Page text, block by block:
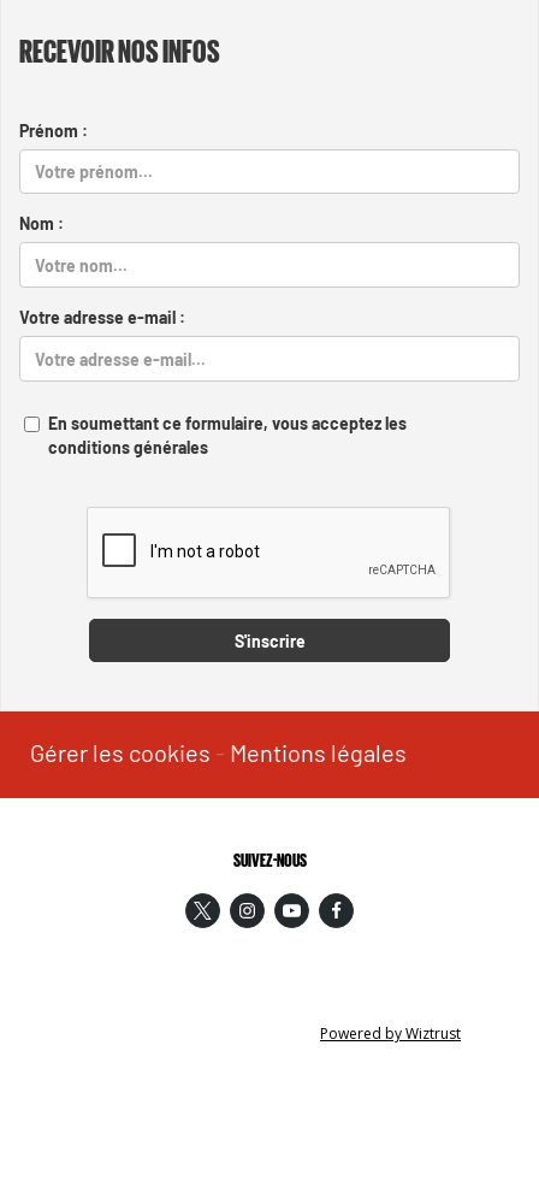
RECEVOIR NOS INFOS
Prénom :
Nom :
Votre adresse e-mail :
En soumettant ce formulaire, vous acceptez les
conditions générales
S'inscrire
Gérer les cookies - Mentions légales
SUIVEZ-NOUS
Powered by Wiztrust